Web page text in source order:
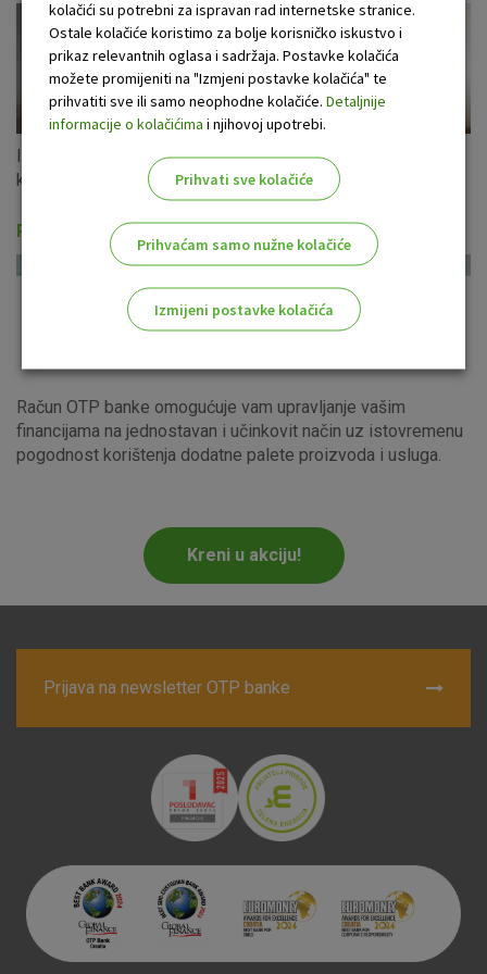
Iskoristite ponudu gotovinskih kredita u eurima s fiksnom
kamatnom stopom za cijeli period otplate!
Računi i usluge
Račun OTP banke omogućuje vam upravljanje vašim
financijama na jednostavan i učinkovit način uz istovremenu
pogodnost korištenja dodatne palete proizvoda i usluga.
Kreni u akciju!
Prijava na newsletter OTP banke
kolačići su potrebni za ispravan rad internetske stranice.
Ostale kolačiće koristimo za bolje korisničko iskustvo i
prikaz relevantnih oglasa i sadržaja. Postavke kolačića
možete promijeniti na "Izmjeni postavke kolačića" te
prihvatiti sve ili samo neophodne kolačiće. Detaljnije
informacije o kolačićima i njihovoj upotrebi.
Prihvati sve kolačiće
Prihvaćam samo nužne kolačiće
Izmijeni postavke kolačića
Analitički kolačići
Marketinški kolačići
Nužni (tehnički) kolačići - uvijek aktivni
ne mogu se isključiti u našim sustavima. Uobičajeno se
postavljaju kao odgovor na vaše radnje koje uključuju zahtjev
za uslugama, kao što su postavke kolačića. Svoj preglednik
možete postaviti da blokira te kolačiće ili pošalje upozorenje
kolačići ne pohranjuju nikakve informacije koje bi vas mogle
identificirati.
Detaljnije informacije o kolačićima